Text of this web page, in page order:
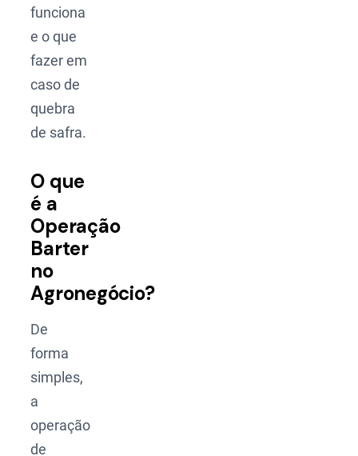
funciona
e o que
fazer em
caso de
quebra
de safra.
O que
é a
Operação
Barter
no
Agronegócio?
De
forma
simples,
a
operação
de